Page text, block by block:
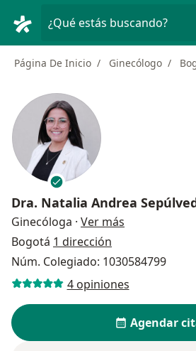
¿Qué estás buscando?
Página De Inicio Ginecólogo
Dra. Natalia Andrea
Ginecóloga · Ver más
Bogotá 1 dirección
Núm. Colegiado: 1030584799
4 opiniones
Agendar